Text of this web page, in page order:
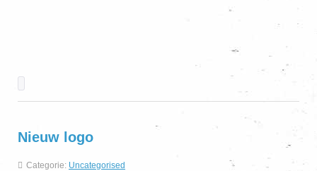
Nieuw logo
Categorie: Uncategorised